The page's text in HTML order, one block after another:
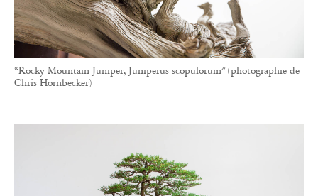
“Rocky Mountain Juniper, Juniperus scopulorum” (photographie de
Chris Hornbecker)